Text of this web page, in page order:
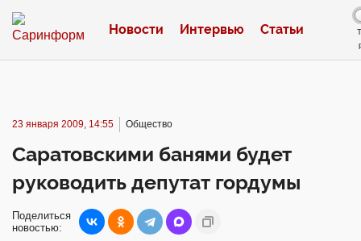
Новости Интервью Статьи
23 января 2009, 14:55 Общество
Саратовскими банями будет
руководить депутат гордумы
Поделиться
новостью: